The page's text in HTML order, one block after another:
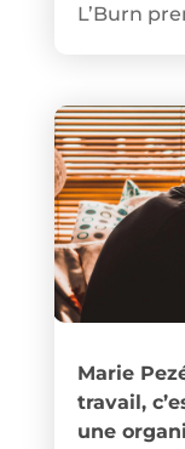
L’Burn
Marie
travail,
une